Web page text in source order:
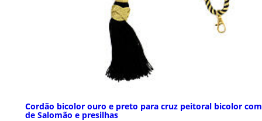
Cordão bicolor ouro e preto para cruz peitoral bicolor
de Salomão e presilhas